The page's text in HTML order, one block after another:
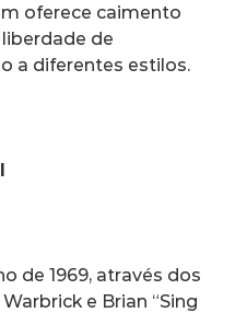
oferece caimento
de
a diferentes estilos.
de 1969, através dos
e Brian “Sing